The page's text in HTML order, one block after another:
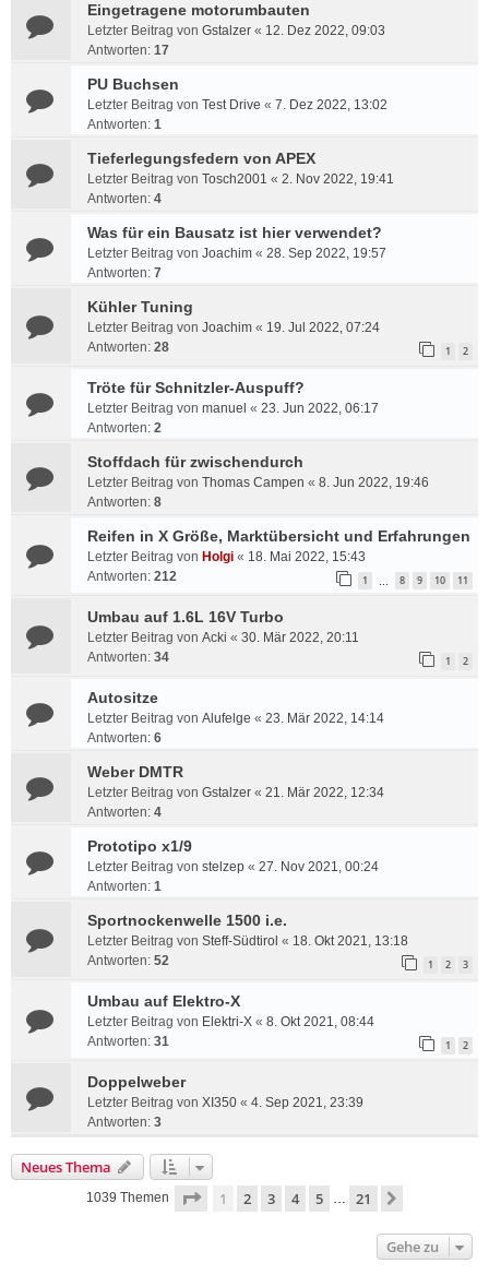
Eingetragene motorumbauten
Letzter Beitrag von Gstalzer « 12. Dez 2022, 09:03
Antworten: 17
PU Buchsen
Letzter Beitrag von Test Drive « 7. Dez 2022, 13:02
Antworten: 1
Tieferlegungsfedern von APEX
Letzter Beitrag von Tosch2001 « 2. Nov 2022, 19:41
Antworten: 4
Was für ein Bausatz ist hier verwendet?
Letzter Beitrag von Joachim « 28. Sep 2022, 19:57
Antworten: 7
Kühler Tuning
Letzter Beitrag von Joachim « 19. Jul 2022, 07:24
Antworten: 28 1 2
Tröte für Schnitzler-Auspuff?
Letzter Beitrag von manuel « 23. Jun 2022, 06:17
Antworten: 2
Stoffdach für zwischendurch
Letzter Beitrag von Thomas Campen « 8. Jun 2022, 19:46
Antworten: 8
Reifen in X Größe, Marktübersicht und Erfahrungen
Letzter Beitrag von Holgi « 18. Mai 2022, 15:43
Antworten: 212 1 8 9 10 11
Umbau auf 1.6L 16V Turbo
Letzter Beitrag von Acki « 30. Mär 2022, 20:11
Antworten: 34 1 2
Autositze
Letzter Beitrag von Alufelge « 23. Mär 2022, 14:14
Antworten: 6
Weber DMTR
Letzter Beitrag von Gstalzer « 21. Mär 2022, 12:34
Antworten: 4
Prototipo x1/9
Letzter Beitrag von stelzep « 27. Nov 2021, 00:24
Antworten: 1
Sportnockenwelle 1500 i.e.
Letzter Beitrag von Steff-Südtirol « 18. Okt 2021, 13:18
Antworten: 52 1 2 3
Umbau auf Elektro-X
Letzter Beitrag von Elektri-X « 8. Okt 2021, 08:44
Antworten: 31 1 2
Doppelweber
Letzter Beitrag von XI350 « 4. Sep 2021, 23:39
Antworten: 3
Neues Thema
1039 Themen Seite 1von 21
1 2 3 4 5 … 21
Gehe zu